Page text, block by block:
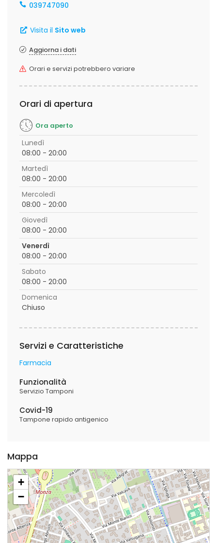
039747090
Visita il Sito web
Aggiorna i dati
Orari e servizi potrebbero variare
Orari di apertura
Ora aperto
Lunedì
08:00 - 20:00
Martedì
08:00 - 20:00
Mercoledì
08:00 - 20:00
Giovedì
08:00 - 20:00
Venerdì
08:00 - 20:00
Sabato
08:00 - 20:00
Domenica
Chiuso
Servizi e Caratteristiche
Farmacia
Funzionalità
Servizio Tamponi
Covid-19
Tampone rapido antigenico
Mappa
+
−